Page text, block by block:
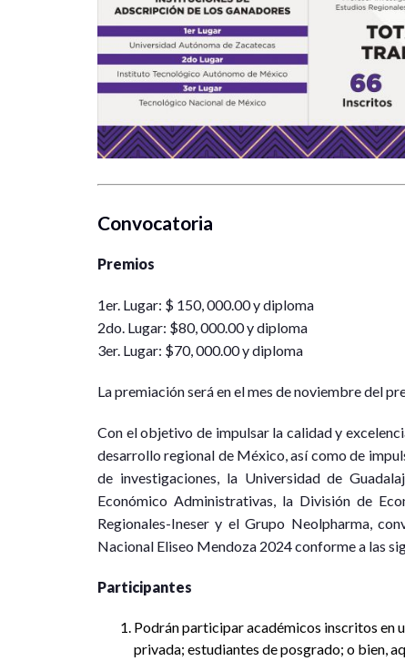
Convocatoria
Premios
1er. Lugar: $ 150, 000.00 y diploma
2do. Lugar: $80, 000.00 y diploma
3er. Lugar: $70, 000.00 y diploma
La premiación será en el mes de noviembre del
Con el objetivo de impulsar la calidad y
desarrollo regional de México, así como de
de investigaciones, la Universidad de
Económico Administrativas, la División de
Regionales-Ineser y el Grupo Neolpharma,
Nacional Eliseo Mendoza 2024 conforme a las
Participantes
Podrán participar académicos inscritos en
privada; estudiantes de posgrado; o bien,